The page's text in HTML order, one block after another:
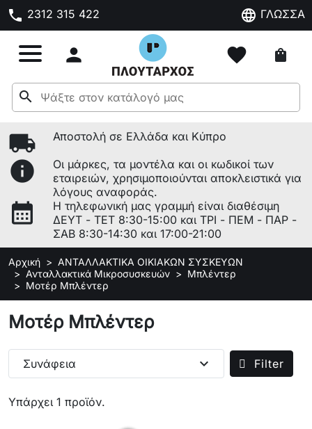
phone 2312 315 422 language ΓΛΩΣΣΑ
 favorite shopping_bag
search
local_shipping Αποστολή σε Ελλάδα και Κύπρο
info
Οι μάρκες, τα μοντέλα και οι κωδικοί των
εταιρειών, χρησιμοποιούνται αποκλειστικά για
λόγους αναφοράς.
calendar_month
Η τηλεφωνική μας γραμμή είναι διαθέσιμη
ΔΕΥΤ - ΤΕΤ 8:30-15:00 και ΤΡΙ - ΠΕΜ - ΠΑΡ -
ΣΑΒ 8:30-14:30 και 17:00-21:00
Αρχική
ΑΝΤΑΛΛΑΚΤΙΚΑ ΟΙΚΙΑΚΩΝ ΣΥΣΚΕΥΩΝ
Ανταλλακτικά Μικροσυσκευών
Μπλέντερ
Μοτέρ Μπλέντερ
Μοτέρ Μπλέντερ
Υπάρχει 1 προϊόν.
Συνάφεια expand_more Filter